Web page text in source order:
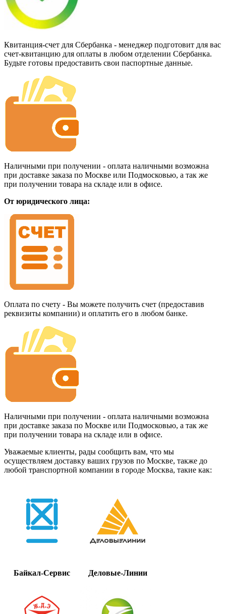
Квитанция-счет для Сбербанка - менеджер подготовит для вас
счет-квитанцию для оплаты в любом отделении Сбербанка.
Будьте готовы предоставить свои паспортные данные.
Наличными при получении - оплата наличными возможна
при доставке заказа по Москве или Подмосковью, а так же
при получении товара на складе или в офисе.
От юридического лица:
Оплата по счету - Вы можете получить счет (предоставив
реквизиты компании) и оплатить его в любом банке.
Наличными при получении - оплата наличными возможна
при доставке заказа по Москве или Подмосковью, а так же
при получении товара на складе или в офисе.
Уважаемые клиенты, рады сообщить вам, что мы
осуществляем доставку ваших грузов по Москве, также до
любой транспортной компании в городе Москва, такие как:
Байкал-Сервис Деловые-Линии